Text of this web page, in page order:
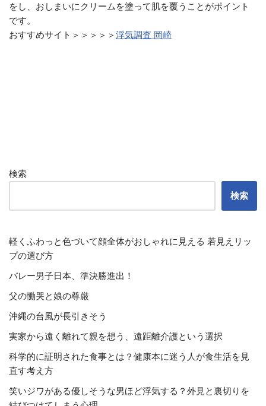
をし、おしまいにクリームを塗って肌を覆うことがポイント
です。
おすすめサイト＞＞＞＞＞ 浮気調査 岡崎
検索
検索
軽くふわっと色づいて顔全体がおしゃれに見える 若見えリッ
プの選び方
バレー男子日本、準決勝進出！
父の慟哭と娘の尊厳
沖縄の台風が長引きそう
実家から遠く離れて親を想う、遠距離介護という選択
科学的に証明された食事とは？健康本に迷う人が食生活を見
直す考え方
笑いジワがある優しそうな男ほど浮気する？外見と裏切りを